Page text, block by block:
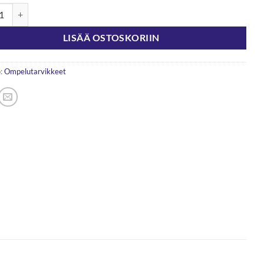
LISÄÄ OSTOSKORIIN
Ompelutarvikkeet